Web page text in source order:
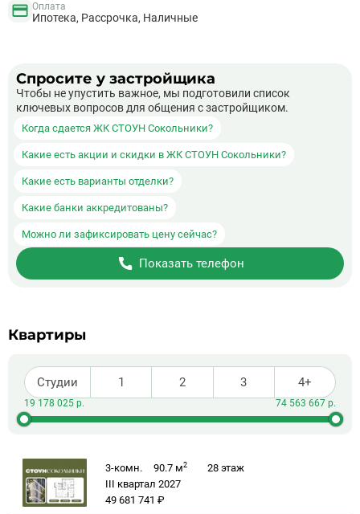
Оплата
Ипотека, Рассрочка, Наличные
Спросите у застройщика
Чтобы не упустить важное, мы подготовили список
ключевых вопросов для общения с застройщиком.
Когда сдается ЖК СТОУН Сокольники?
Какие есть акции и скидки в ЖК СТОУН Сокольники?
Какие есть варианты отделки?
Какие банки аккредитованы?
Можно ли зафиксировать цену сейчас?
Показать телефон
Квартиры
Студии 1 2 3 4+
3-комн. 90.7 м2 28 этаж
III квартал 2027
49 681 741 ₽